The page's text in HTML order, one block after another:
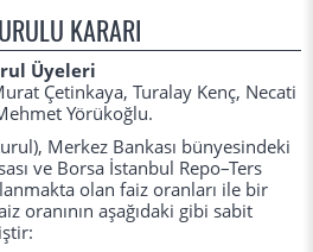
KARARI
Üyeleri
Çetinkaya, Turalay Kenç, Necati
Yörükoğlu.
Merkez Bankası bünyesindeki
ve Borsa İstanbul Repo–Ters
olan faiz oranları ile bir
oranının aşağıdaki gibi sabit